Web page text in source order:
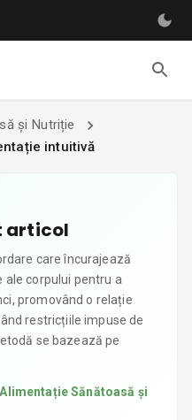
și Nutriție
intuitivă
articol
care încurajează
corpului pentru a
promovând o relație
restricțiile impuse de
se bazează pe
Alimentație Sănătoasă și